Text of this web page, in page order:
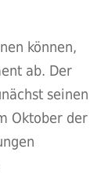
können,
ab. Der
seinen
Oktober der